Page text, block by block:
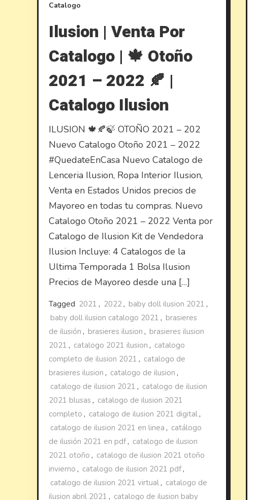
Catalogo
Ilusion | Venta Por
Catalogo | 🍁 Otoño
2021 – 2022 🍂 |
Catalogo Ilusion
ILUSION 🍁🍂🍃 OTOÑO 2021 – 202
Nuevo Catalogo Otoño 2021 – 2022
#QuedateEnCasa Nuevo Catalogo de
Lenceria Ilusion, Ropa Interior Ilusion,
Venta en Estados Unidos precios de
Mayoreo en todas tu compras. Nuevo
Catalogo Otoño 2021 – 2022 Venta por
Catalogo de Ilusion Kit de Vendedora
Ilusion Incluye: 4 Catalogos de la
Ultima Temporada 1 Bolsa Ilusion
Precios de Mayoreo desde una […]
Tagged 2021 , 2022 , baby doll ilusion 2021 ,
baby doll ilusion catalogo 2021 , brasieres
de ilusión , brasieres ilusion , brasieres ilusion
2021 , catalogo 2021 ilusion , catalogo
completo de ilusion 2021 , catalogo de
brasieres ilusion , catalogo de ilusion ,
catalogo de ilusion 2021 , catalogo de ilusion
2021 blusas , catalogo de ilusion 2021
completo , catalogo de ilusion 2021 digital ,
catalogo de ilusion 2021 en linea , catálogo
de ilusión 2021 en pdf, catalogo de ilusion
2021 otoño , catalogo de ilusion 2021 otoño
invierno , catalogo de ilusion 2021 pdf,
catalogo de ilusion 2021 virtual , catalogo de
ilusion abril 2021 , catalogo de ilusion baby